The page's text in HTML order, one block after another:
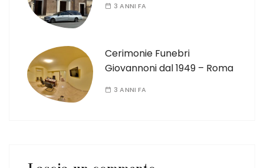
3 ANNI FA
Cerimonie Funebri
Giovannoni dal 1949 – Roma
3 ANNI FA